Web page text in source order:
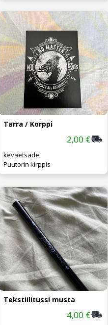
Tarra / Korppi
2,00 €
kevaetsade
Puutorin kirppis
Tekstiilitussi musta
4,00 €